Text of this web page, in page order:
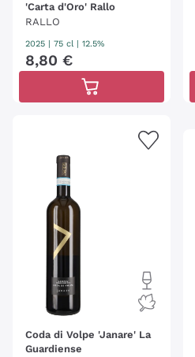
'Carta d'Oro' Rallo
RALLO
2025 75 cl | 12.5%
8,80 €
Coda di Volpe 'Janare' La
Guardiense